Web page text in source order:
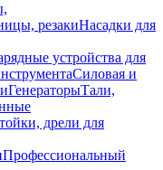
резакиНасадки для
устройства для
Силовая и
ГенераторыТали,
дрели для
Профессиональный